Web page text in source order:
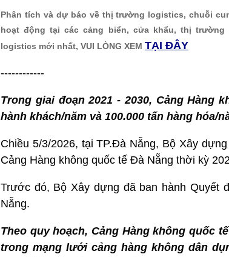
Phân tích và dự báo về thị trường logistics, chuỗi
hoạt động tại các cảng biển, cửa khẩu, thị
logistics mới nhất, VUI LÒNG XEM TẠI ĐÂY
------------
Trong giai đoạn 2021 - 2030, Cảng Hàng
hành khách/năm và 100.000 tấn hàng hóa/
Chiều 5/3/2026, tại TP.Đà Nẵng, Bộ Xây
Cảng Hàng không quốc tế Đà Nẵng thời kỳ
Trước đó, Bộ Xây dựng đã ban hành Quyết
Nẵng.
Theo quy hoạch, Cảng Hàng không quốc
trong mạng lưới cảng hàng không dân